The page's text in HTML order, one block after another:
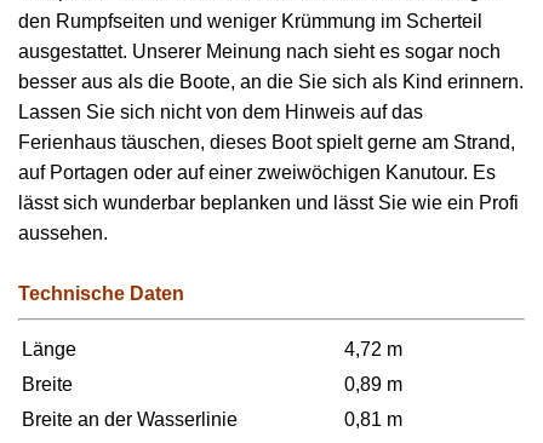
den Rumpfseiten und weniger Krümmung im Scherteil
ausgestattet. Unserer Meinung nach sieht es sogar noch
besser aus als die Boote, an die Sie sich als Kind erinnern.
Lassen Sie sich nicht von dem Hinweis auf das
Ferienhaus täuschen, dieses Boot spielt gerne am Strand,
auf Portagen oder auf einer zweiwöchigen Kanutour. Es
lässt sich wunderbar beplanken und lässt Sie wie ein Profi
aussehen.
Technische Daten
Länge
4,72 m
Breite
0,89 m
Breite an der Wasserlinie
0,81 m